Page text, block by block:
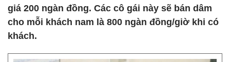
giá 200 ngàn đồng. Các cô gái này sẽ bán dâm
cho mỗi khách nam là 800 ngàn đồng/giờ khi có
khách.